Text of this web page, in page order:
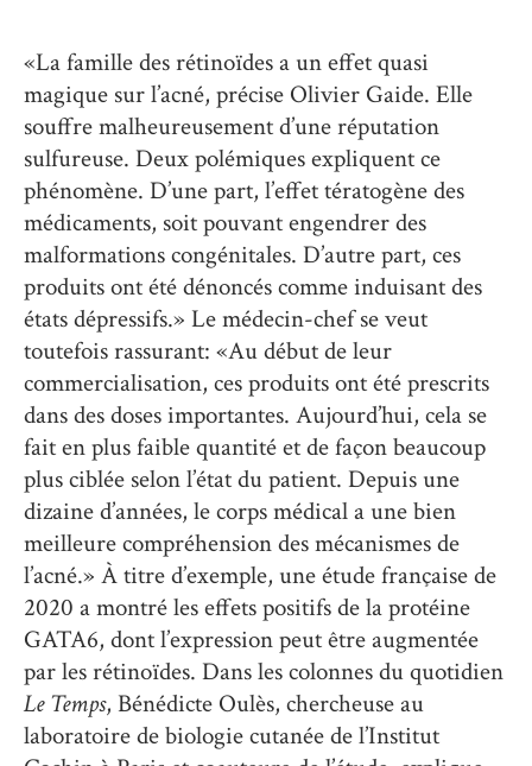
«La famille des rétinoïdes a un effet quasi
magique sur l’acné, précise Olivier Gaide. Elle
souffre malheureusement d’une réputation
sulfureuse. Deux polémiques expliquent ce
phénomène. D’une part, l’effet tératogène des
médicaments, soit pouvant engendrer des
malformations congénitales. D’autre part, ces
produits ont été dénoncés comme induisant des
états dépressifs.» Le médecin-chef se veut
toutefois rassurant: «Au début de leur
commercialisation, ces produits ont été prescrits
dans des doses importantes. Aujourd’hui, cela se
fait en plus faible quantité et de façon beaucoup
plus ciblée selon l’état du patient. Depuis une
dizaine d’années, le corps médical a une bien
meilleure compréhension des mécanismes de
l’acné.» À titre d’exemple, une étude française de
2020 a montré les effets positifs de la protéine
GATA6, dont l’expression peut être augmentée
par les rétinoïdes. Dans les colonnes du quotidien
Le Temps, Bénédicte Oulès, chercheuse au
laboratoire de biologie cutanée de l’Institut